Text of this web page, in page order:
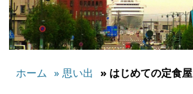
ホーム » 思い出 » はじめての定食屋